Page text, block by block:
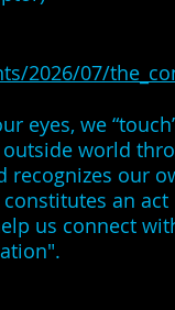
2026/07/
eyes, we
world
recognizes our
an act
us connect